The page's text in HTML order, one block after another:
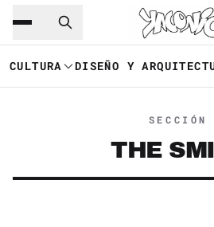
Saltar al contenido
CULTURA DISEÑO Y
SECCIÓN
THE